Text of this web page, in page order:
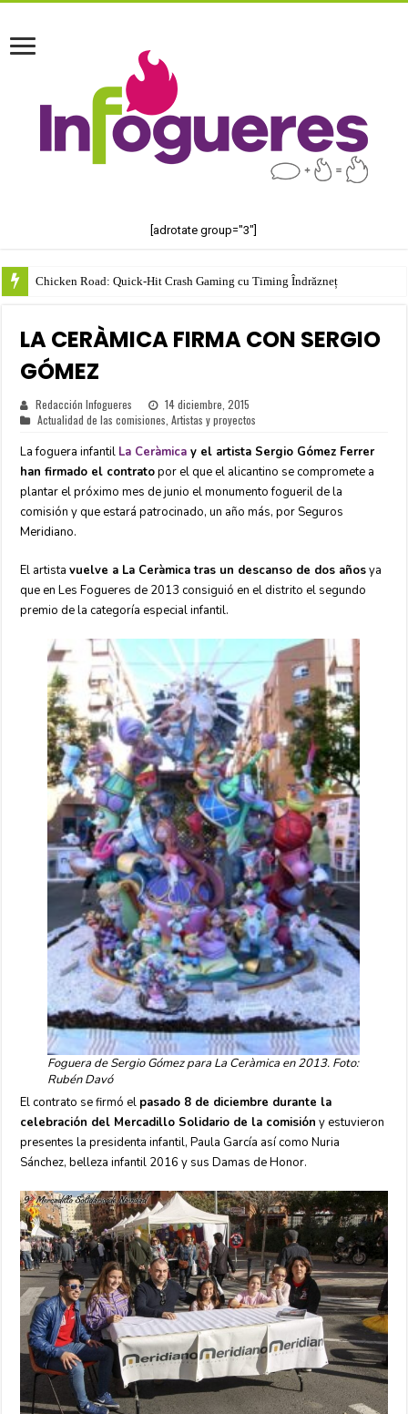
[adrotate group="3"]
Chicken Road: Quick‑Hit Crash Gaming cu Timing Îndrăzneț
LA CERÀMICA FIRMA CON SERGIO
GÓMEZ
Redacción Infogueres
14 diciembre, 2015
Actualidad de las comisiones ,Artistas y proyectos
La foguera infantil La Ceràmica y el artista Sergio Gómez Ferrer
han firmado el contratopor el que el alicantino se compromete a
plantar el próximo mes de junio el monumento fogueril de la
comisión y que estará patrocinado, un año más, por Seguros
Meridiano.
El artistavuelve a La Ceràmica tras un descanso de dos añosya
que en Les Fogueres de 2013 consiguió en el distrito el segundo
premio de la categoría especial infantil.
Foguera de Sergio Gómez para La Ceràmica en 2013. Foto:
Rubén Davó
El contrato se firmó el pasado 8 de diciembre durante la
celebración del Mercadillo Solidario de la comisión y estuvieron
presentes la presidenta infantil, Paula García así como Nuria
Sánchez, belleza infantil 2016 y sus Damas de Honor.